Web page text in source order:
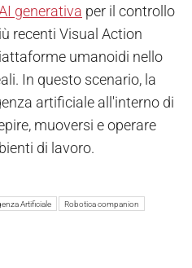
generativa per il controllo
recenti Visual Action
umanoidi nello
In questo scenario, la
artificiale all'interno di
muoversi e operare
di lavoro.
Artificiale Robotica companion